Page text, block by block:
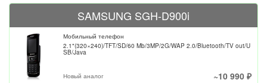
SAMSUNG SGH-D900i
Мобильный телефон
2.1"(320×240)/TFT/SD/60 Mb/3MP/2G/WAP 2.0/Bluetooth/TV out/U
SB/Java
Новый аналог ~10 990 ₽